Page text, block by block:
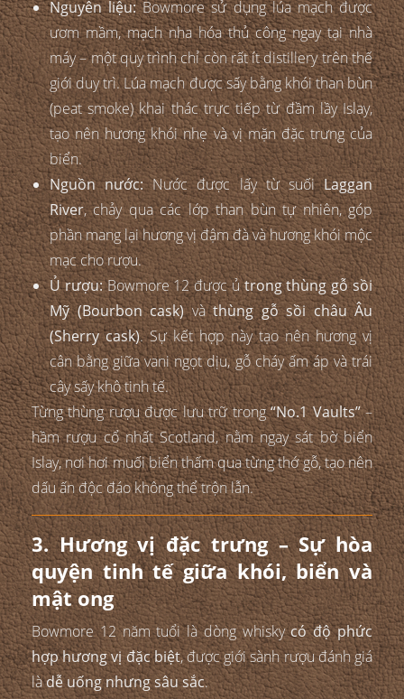
Nguyên liệu:Bowmore sử dụng lúa mạch được
ươm mầm, mạch nha hóa thủ công ngay tại nhà
máy – một quy trình chỉ còn rất ít distillery trên thế
giới duy trì. Lúa mạch được sấy bằng khói than bùn
(peat smoke) khai thác trực tiếp từ đầm lầy Islay,
tạo nên hương khói nhẹ và vị mặn đặc trưng của
biển.
Nguồn nước:Nước được lấy từ suốiLaggan
River, chảy qua các lớp than bùn tự nhiên, góp
phần mang lại hương vị đậm đà và hương khói mộc
mạc cho rượu.
Ủ rượu:Bowmore 12 được ủtrong thùng gỗ sồi
Mỹ (Bourbon cask)vàthùng gỗ sồi châu Âu
(Sherry cask). Sự kết hợp này tạo nên hương vị
cân bằng giữa vani ngọt dịu, gỗ cháy ấm áp và trái
cây sấy khô tinh tế.
Từng thùng rượu được lưu trữ trong“No.1 Vaults”–
hầm rượu cổ nhất Scotland, nằm ngay sát bờ biển
Islay, nơi hơi muối biển thấm qua từng thớ gỗ, tạo nên
dấu ấn độc đáo không thể trộn lẫn.
3. Hương vị đặc trưng – Sự hòa
quyện tinh tế giữa khói, biển và
mật ong
Bowmore 12 năm tuổi là dòng whiskycó độ phức
hợp hương vị đặc biệt, được giới sành rượu đánh giá
làdễ uống nhưng sâu sắc.